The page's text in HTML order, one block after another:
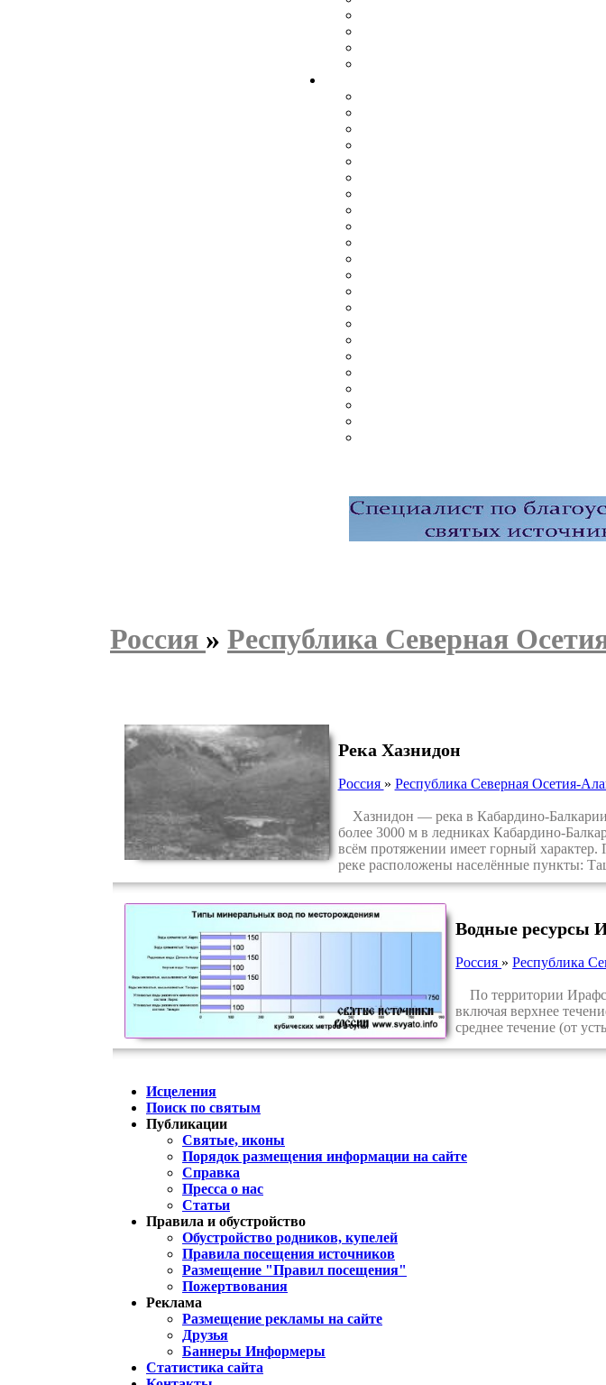
Россия » Республика Северная
Река Хазнидон
Россия » Республика Северная Осетия-
Хазнидон — река в Кабардино-
более 3000 м в ледниках Кабардино-
всём протяжении имеет горный
реке расположены населённые пункты:
Водные ресурсы
Россия »Республика
По территории
включая верхнее
среднее течение (от
Исцеления
Поиск по святым
Публикации
Святые, иконы
Порядок размещения информации на сайте
Справка
Пресса о нас
Статьи
Правила и обустройство
Обустройство родников, купелей
Правила посещения источников
Размещение "Правил посещения"
Пожертвования
Реклама
Размещение рекламы на сайте
Друзья
Баннеры Информеры
Статистика сайта